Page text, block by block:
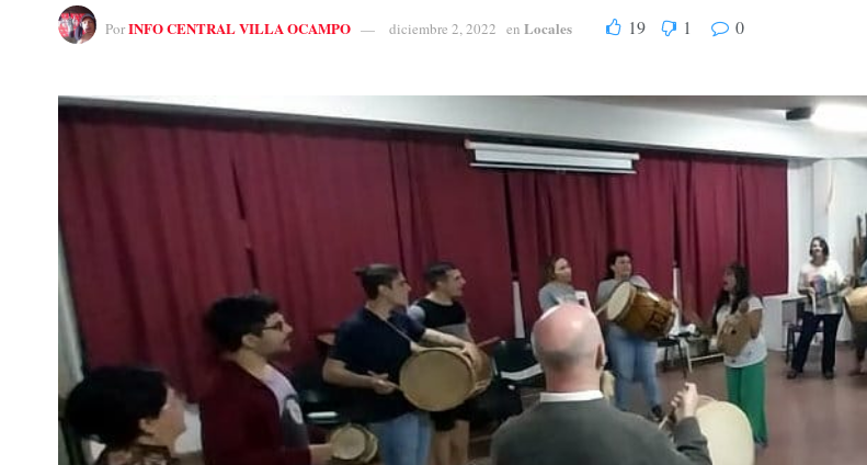
PorINFO CENTRAL VILLA OCAMPO diciembre 2, 2022 en Locales 19 1 0